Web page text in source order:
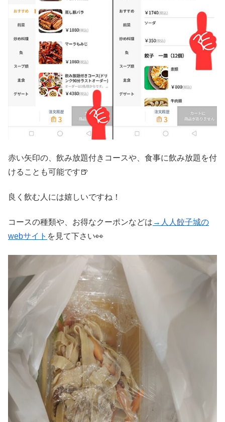
赤い矢印の、飲み放題付きコースや、食事に飲み放題を付
けることも可能です🍺
良く飲む人には嬉しいですね！
コースの種類や、お得なクーポンなどは →人人餃子城の
webサイト を見て下さい👀